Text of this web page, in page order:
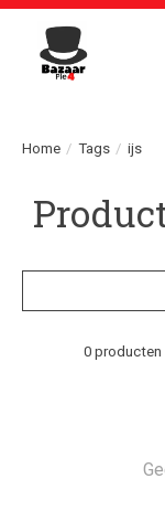
Home / Tags / ijs
0 producten